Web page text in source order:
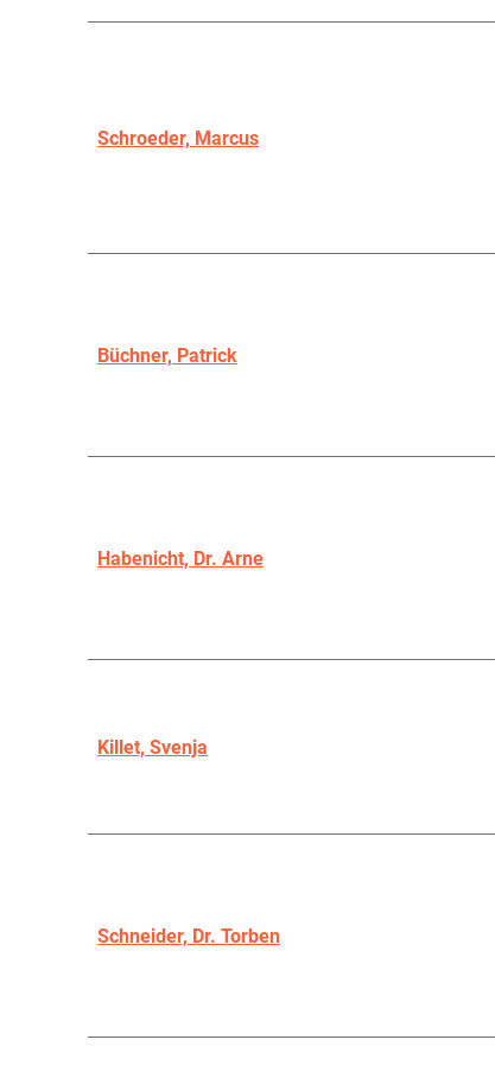
Schroeder, Marcus
Büchner, Patrick
Habenicht, Dr. Arne
Killet, Svenja
Schneider, Dr. Torben